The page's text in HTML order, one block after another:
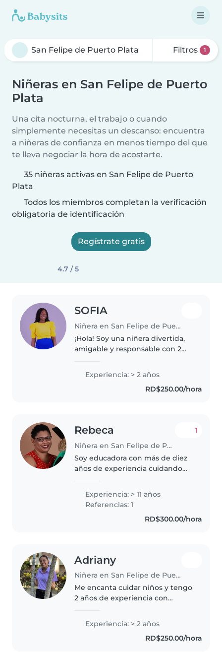
Filtros 1
Niñeras en San Felipe de Puerto
Plata
Una cita nocturna, el trabajo o cuando
simplemente necesitas un descanso: encuentra
a niñeras de confianza en menos tiempo del que
te lleva negociar la hora de acostarte.
35 niñeras activas en San Felipe de Puerto
Plata
Todos los miembros completan la verificación
obligatoria de identificación
Regístrate gratis
4.7 / 5
SOFIA
Niñera en San Felipe de Puerto Plata
¡Hola! Soy una niñera divertida,
amigable y responsable con 2
niños en edad preescolar. Me
encanta jugar y ayudar con las
tareas. Soy fluida en inglés..
Experiencia: > 2 años
RD$250.00/hora
Rebeca
Niñera en San Felipe de Puerto Plata
1
Soy educadora con más de diez
años de experiencia cuidando
lecturas en voz alta y los juegos
creativos. Me encanta cocinar,
Experiencia: > 11 años
Referencias: 1
RD$300.00/hora
Adriany
Niñera en San Felipe de Puerto Plata
Me encanta cuidar niños y tengo
2 años de experiencia con
Estoy capacitada en primeros
auxilios. Me adapto a cubrir
necesidades especiales,
Experiencia: > 2 años
RD$250.00/hora